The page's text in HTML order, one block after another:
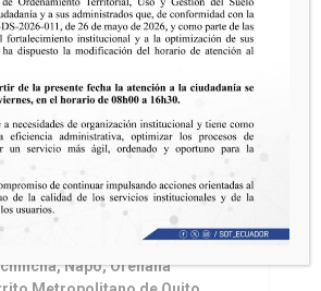
Intendente Zonal 3
IZ3 | Cotopaxi, Pastaza, Chimborazo,
Tungurahua